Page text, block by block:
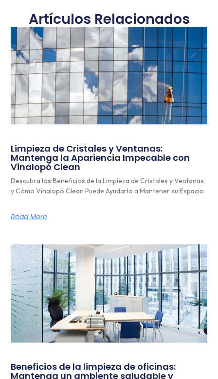
Artículos Relacionados
Limpieza de Cristales y Ventanas:
Mantenga la Apariencia Impecable con
Vinalopó Clean
Descubra los Beneficios de la Limpieza de Cristales y Ventanas
y Cómo Vinalopó Clean Puede Ayudarlo a Mantener su Espacio
Read More
Beneficios de la limpieza de oficinas:
Mantenga un ambiente saludable y